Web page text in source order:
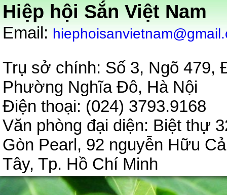
Hiệp hội Sắn Việt Nam
Email:
Trụ sở chính: Số 3, Ngõ 479,
Phường Nghĩa Đô, Hà Nội
Điện thoại: (024)
Văn phòng đại diện: Biệt thự
Gòn Pearl, 92 nguyễn Hữu
Tây, Tp. Hồ Chí Minh